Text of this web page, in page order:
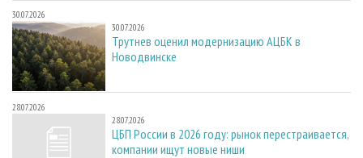
30.07.2026
30.07.2026
Трутнев оценил модернизацию АЦБК в
Новодвинске
28.07.2026
28.07.2026
ЦБП России в 2026 году: рынок перестраивается,
компании ищут новые ниши